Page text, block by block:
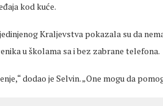
kod kuće.
Kraljevstva pokazala su da
u školama sa i bez zabrane telefona.
,“ dodao je Selvin.„One mogu da